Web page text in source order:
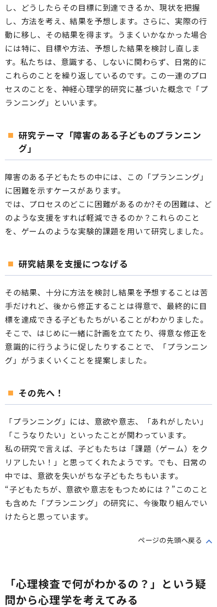
し、どうしたらその目標に到達できるか、現状を把握
し、方法を考え、結果を予想します。さらに、実際の行
動に移し、その結果を得ます。うまくいかなかった場合
には特に、目標や方法、予想した結果を検討し直しま
す。私たちは、意識する、しないに関わらず、日常的に
これらのことを繰り返しているのです。この一連のプロ
セスのことを、神経心理学的研究に基づいた概念で「プ
ランニング」といいます。
研究テーマ「障害のある子どものプランニン
グ」
障害のある子どもたちの中には、この「プランニング」
に困難を示すケースがあります。
では、プロセスのどこに困難があるのか?その困難は、ど
のような支援をすれば軽減できるのか？これらのこと
を、ゲームのような実験的課題を用いて研究しました。
研究結果を支援につなげる
その結果、十分に方法を検討し結果を予想することは苦
手だけれど、後から修正することは得意で、最終的に目
標を達成できる子どもたちがいることがわかりました。
そこで、はじめに一緒に計画を立てたり、得意な修正を
意識的に行うように促したりすることで、「プランニン
グ」がうまくいくことを提案しました。
その先へ！
「プランニング」には、意欲や意志、「あれがしたい」
「こうなりたい」といったことが関わっています。
私の研究で言えば、子どもたちは「課題（ゲーム）をク
リアしたい！」と思ってくれたようです。でも、日常の
中では、意欲を失いがちな子どもたちもいます。
“子どもたちが、意欲や意志をもつためには？”このこと
も含めた「プランニング」の研究に、今後取り組んでい
けたらと思っています。
ページの先頭へ戻る
「心理検査で何がわかるの？」という疑
問から心理学を考えてみる